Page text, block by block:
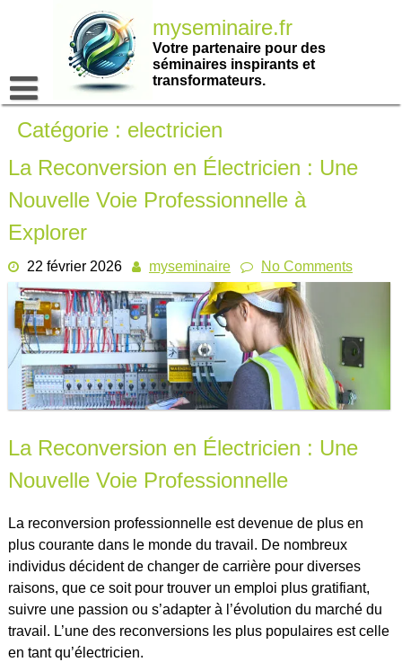
myseminaire.fr
Votre partenaire pour des
séminaires inspirants et
transformateurs.
Catégorie : electricien
La Reconversion en Électricien : Une
Nouvelle Voie Professionnelle à
Explorer
22 février 2026 myseminaire No Comments
La Reconversion en Électricien : Une
Nouvelle Voie Professionnelle
La reconversion professionnelle est devenue de plus en
plus courante dans le monde du travail. De nombreux
individus décident de changer de carrière pour diverses
raisons, que ce soit pour trouver un emploi plus gratifiant,
suivre une passion ou s’adapter à l’évolution du marché du
travail. L’une des reconversions les plus populaires est celle
en tant qu’électricien.